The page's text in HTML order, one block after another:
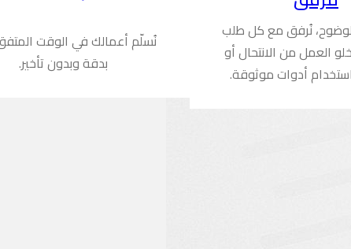
نُرفق مع كل طلب
العمل من الانتحال أو
أدوات موثوقة.
نُسلّم أعمالك في الوقت
بدقة وبدون تأخير.